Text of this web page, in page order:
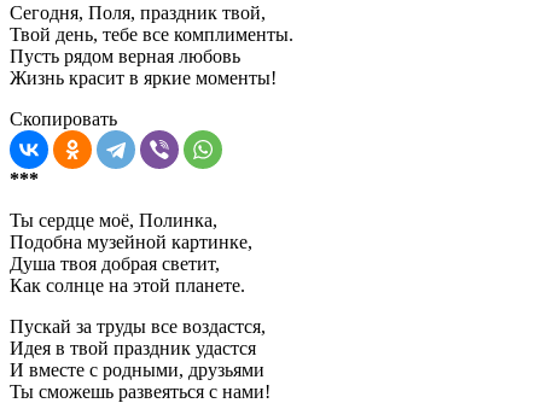
Сегодня, Поля, праздник твой,
Твой день, тебе все комплименты.
Пусть рядом верная любовь
Жизнь красит в яркие моменты!
Скопировать
***
Ты сердце моё, Полинка,
Подобна музейной картинке,
Душа твоя добрая светит,
Как солнце на этой планете.
Пускай за труды все воздастся,
Идея в твой праздник удастся
И вместе с родными, друзьями
Ты сможешь развеяться с нами!